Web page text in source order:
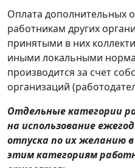
Оплата дополнительных
работникам других
принятыми в них
иными локальными
производится за счет
организаций
Отдельные категории
на использование
отпуска по их желанию
этим категориям